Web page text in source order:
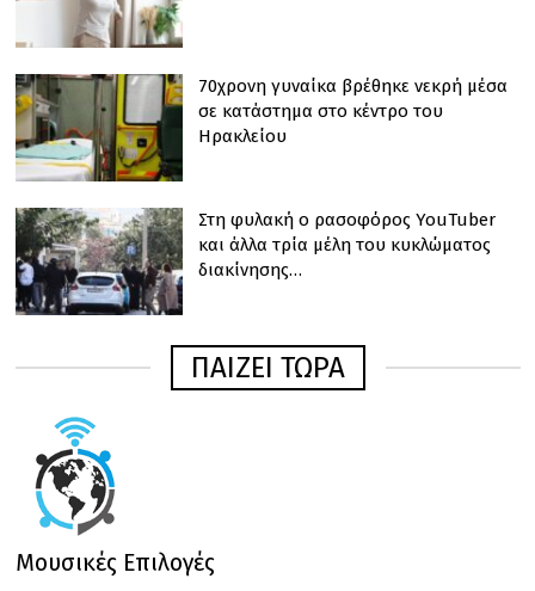
70χρονη γυναίκα βρέθηκε νεκρή μέσα
σε κατάστημα στο κέντρο του
Ηρακλείου
Στη φυλακή o ρασοφόρος YouTuber
και άλλα τρία μέλη του κυκλώματος
διακίνησης…
ΠΑΙΖΕΙ ΤΩΡΑ
Μουσικές Επιλογές